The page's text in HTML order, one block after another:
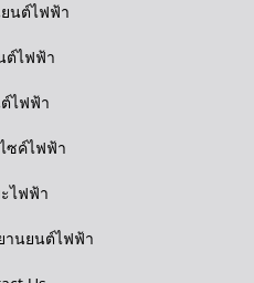
นต์ไฟฟ้า
ต์ไฟฟ้า
ไฟฟ้า
ซค์ไฟฟ้า
ไฟฟ้า
านยนต์ไฟฟ้า